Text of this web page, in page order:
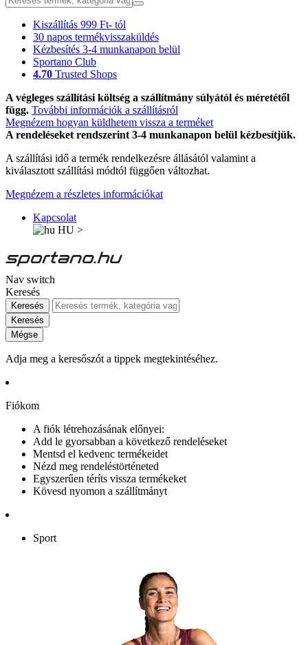
Kiszállítás 999 Ft- tól
30 napos termékvisszaküldés
Kézbesítés 3-4 munkanapon belül
Sportano Club
4.70 Trusted Shops
A végleges szállítási költség a szállítmány súlyától és méretétől
függ. További információk a szállításról
Megnézem hogyan küldhetem vissza a terméket
A rendeléseket rendszerint 3-4 munkanapon belül kézbesítjük.
A szállítási idő a termék rendelkezésre állásától valamint a
kiválasztott szállítási módtól függően változhat.
Megnézem a részletes információkat
Kapcsolat
HU >
Nav switch
Keresés
Keresés
Keresés
Mégse
Adja meg a keresőszót a tippek megtekintéséhez.
Fiókom
A fiók létrehozásának előnyei:
Add le gyorsabban a következő rendeléseket
Mentsd el kedvenc termékeidet
Nézd meg rendeléstörténeted
Egyszerűen téríts vissza termékeket
Kövesd nyomon a szállítmányt
Sport